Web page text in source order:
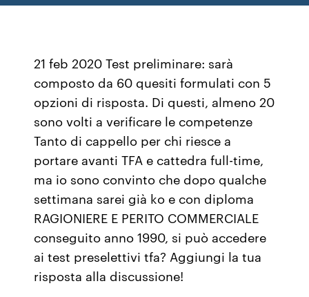
21 feb 2020 Test preliminare: sarà
composto da 60 quesiti formulati con 5
opzioni di risposta. Di questi, almeno 20
sono volti a verificare le competenze
Tanto di cappello per chi riesce a
portare avanti TFA e cattedra full-time,
ma io sono convinto che dopo qualche
settimana sarei già ko e con diploma
RAGIONIERE E PERITO COMMERCIALE
conseguito anno 1990, si può accedere
ai test preselettivi tfa? Aggiungi la tua
risposta alla discussione!